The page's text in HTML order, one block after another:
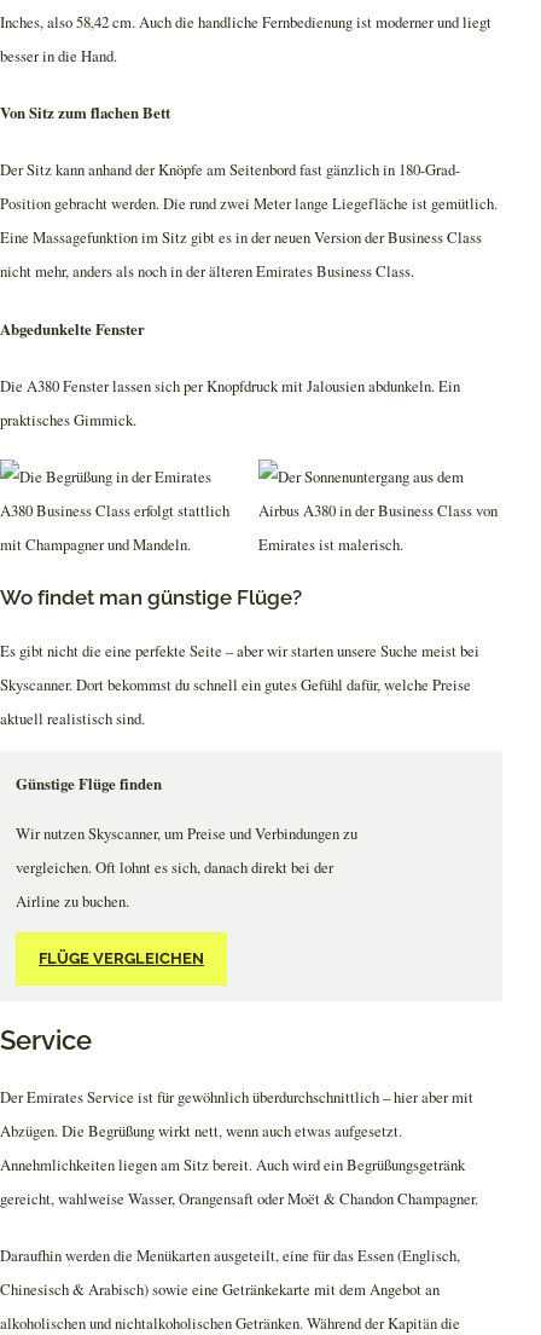
Inches, also 58,42 cm. Auch die handliche Fernbedienung ist moderner und liegt
besser in die Hand.
Von Sitz zum flachen Bett
Der Sitz kann anhand der Knöpfe am Seitenbord fast gänzlich in 180-Grad-
Position gebracht werden. Die rund zwei Meter lange Liegefläche ist gemütlich.
Eine Massagefunktion im Sitz gibt es in der neuen Version der Business Class
nicht mehr, anders als noch in der älteren Emirates Business Class.
Abgedunkelte Fenster
Die A380 Fenster lassen sich per Knopfdruck mit Jalousien abdunkeln. Ein
praktisches Gimmick.
Wo findet man günstige Flüge?
Es gibt nicht die eine perfekte Seite – aber wir starten unsere Suche meist bei
Skyscanner. Dort bekommst du schnell ein gutes Gefühl dafür, welche Preise
aktuell realistisch sind.
Günstige Flüge finden
Wir nutzen Skyscanner, um Preise und Verbindungen zu
vergleichen. Oft lohnt es sich, danach direkt bei der
Airline zu buchen.
FLÜGE VERGLEICHEN
Service
Der Emirates Service ist für gewöhnlich überdurchschnittlich – hier aber mit
Abzügen. Die Begrüßung wirkt nett, wenn auch etwas aufgesetzt.
Annehmlichkeiten liegen am Sitz bereit. Auch wird ein Begrüßungsgetränk
gereicht, wahlweise Wasser, Orangensaft oder Moët & Chandon Champagner.
Daraufhin werden die Menükarten ausgeteilt, eine für das Essen (Englisch,
Chinesisch & Arabisch) sowie eine Getränkekarte mit dem Angebot an
alkoholischen und nichtalkoholischen Getränken. Während der Kapitän die